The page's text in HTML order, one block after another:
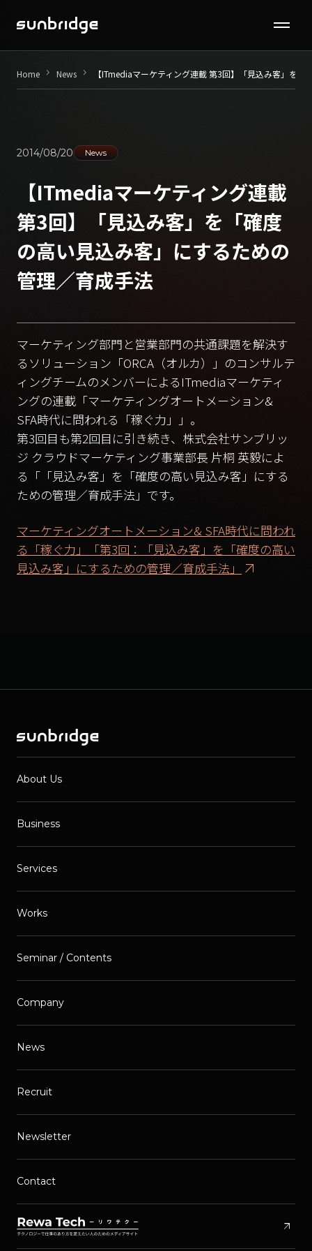
Seminar / Contents
Company
Contact
Home keyboard_arrow_right News keyboard_arrow_right 【ITmediaマーケティング連載 第3回】「見込み客」を
2014/08/20 News
【ITmediaマーケティング連載
第3回】「見込み客」を「確度
の高い見込み客」にするための
管理／育成手法
マーケティング部門と営業部門の共通課題を解決す
るソリューション「ORCA（オルカ）」のコンサルテ
ィングチームのメンバーによるITmediaマーケティ
ングの連載「マーケティングオートメーション&
SFA時代に問われる「稼ぐ力」」。
第3回目も第2回目に引き続き、株式会社サンブリッ
ジ クラウドマーケティング事業部長 片桐 英毅によ
る「「見込み客」を「確度の高い見込み客」にする
ための管理／育成手法」です。
マーケティングオートメーション& SFA時代に問われ
る「稼ぐ力」「第3回：「見込み客」を「確度の高い
見込み客」にするための管理／育成手法」
About Us
Business
Services
Works
Seminar / Contents
Company
News
Recruit
Newsletter
Contact
arrow_outward